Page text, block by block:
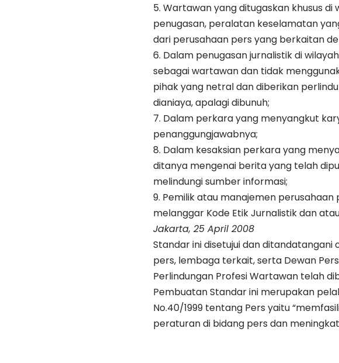
5. Wartawan yang ditugaskan khusus
penugasan, peralatan keselamatan
dari perusahaan pers yang berkaitan
6. Dalam penugasan jurnalistik di
sebagai wartawan dan tidak
pihak yang netral dan diberikan
dianiaya, apalagi dibunuh;
7. Dalam perkara yang menyangkut
penanggungjawabnya;
8. Dalam kesaksian perkara yang
ditanya mengenai berita yang telah
melindungi sumber informasi;
9. Pemilik atau manajemen
melanggar Kode Etik Jurnalistik dan
Jakarta, 25 April 2008
Standar ini disetujui dan
pers, lembaga terkait, serta Dewan
Perlindungan Profesi Wartawan telah
Pembuatan Standar ini merupakan
No.40/1999 tentang Pers yaitu
peraturan di bidang pers dan